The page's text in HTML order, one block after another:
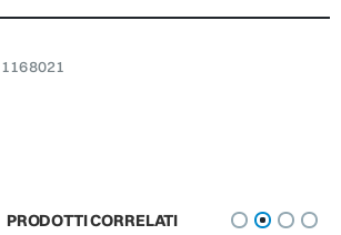
1168021
PRODOTTI CORRELATI